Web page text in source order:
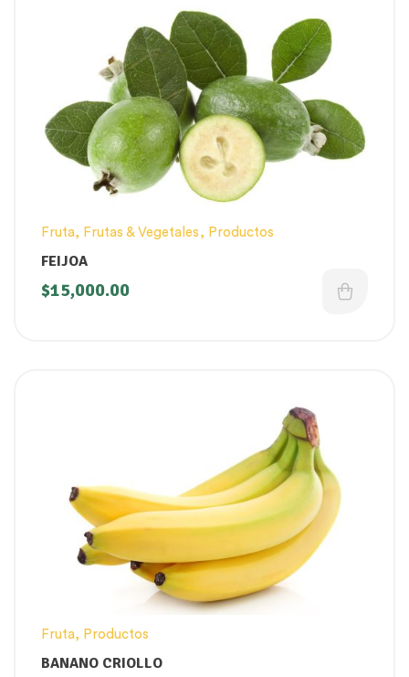
Fruta, Frutas & Vegetales , Productos
FEIJOA
$15,000.00
Fruta, Productos
BANANO CRIOLLO